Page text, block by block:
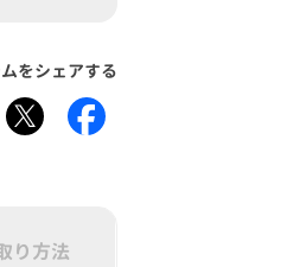
をシェアする
り方法